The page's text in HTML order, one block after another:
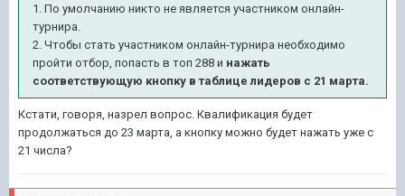
1. По умолчанию никто не является участником онлайн-
турнира.
2. Чтобы стать участником онлайн-турнира необходимо
пройти отбор, попасть в топ 288 и нажать
соответствующую кнопку в таблице лидеров с 21 марта.
Кстати, говоря, назрел вопрос. Квалификация будет
продолжаться до 23 марта, а кнопку можно будет нажать уже с
21 числа?